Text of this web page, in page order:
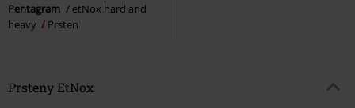
Pentagram
etNox hard and
heavy
Prsten
Prsteny EtNox